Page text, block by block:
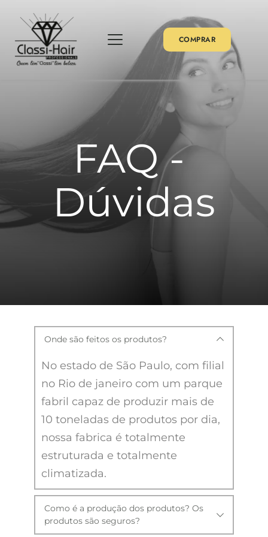
COMPRAR
FAQ -
Dúvidas
Onde são feitos os produtos?
No estado de São Paulo, com filial
no Rio de janeiro com um parque
fabril capaz de produzir mais de
10 toneladas de produtos por dia,
nossa fabrica é totalmente
estruturada e totalmente
climatizada.
Como é a produção dos produtos? Os
produtos são seguros?